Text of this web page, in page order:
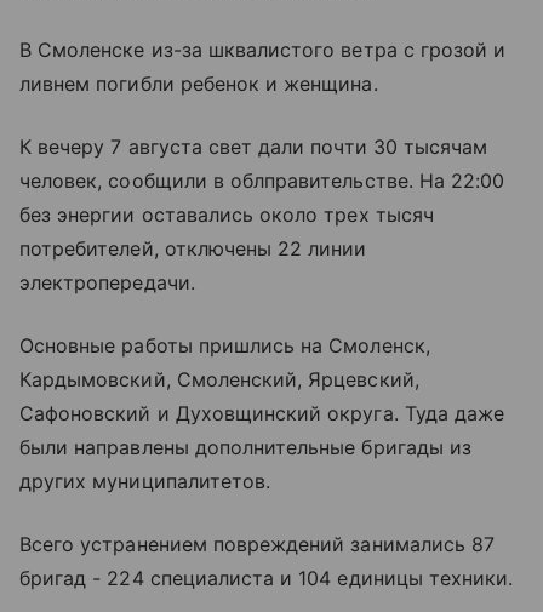
В Смоленске из-за шквалистого ветра с грозой и
ливнем погибли ребенок и женщина.
К вечеру 7 августа свет дали почти 30 тысячам
человек, сообщили в облправительстве. На 22:00
без энергии оставались около трех тысяч
потребителей, отключены 22 линии
электропередачи.
Основные работы пришлись на Смоленск,
Кардымовский, Смоленский, Ярцевский,
Сафоновский и Духовщинский округа. Туда даже
были направлены дополнительные бригады из
других муниципалитетов.
Всего устранением повреждений занимались 87
бригад - 224 специалиста и 104 единицы техники.